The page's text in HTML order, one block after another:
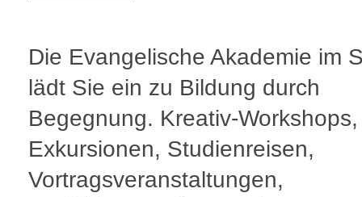
Die Evangelische Akademie im
lädt Sie ein zu Bildung durch
Begegnung. Kreativ-Workshops,
Exkursionen, Studienreisen,
Vortragsveranstaltungen,